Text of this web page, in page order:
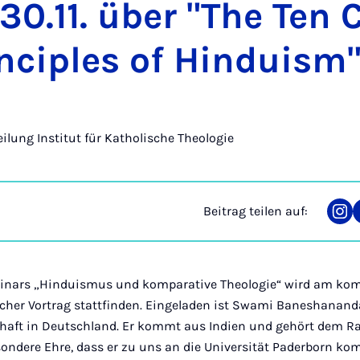
über "The Ten
of Hin­duism"
Institut für Katholische Theologie
Beitrag teilen auf:
auf
„Hinduismus und komparative Theologie“ wird am
Vortrag stattfinden. Eingeladen ist Swami
in Deutschland. Er kommt aus Indien und gehört dem
Ehre, dass er zu uns an die Universität Paderborn